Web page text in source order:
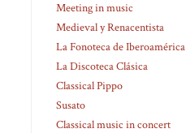
Meeting in music
Medieval y Renacentista
La Fonoteca de Iberoamérica
La Discoteca Clásica
Classical Pippo
Susato
Classical music in concert